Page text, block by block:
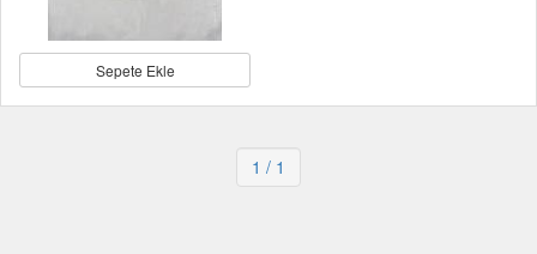
Sepete Ekle
1 / 1